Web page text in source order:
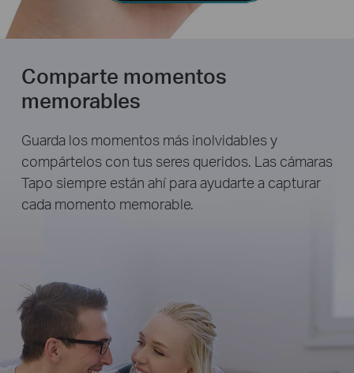
Comparte momentos
memorables
Guarda los momentos más inolvidables y
compártelos con tus seres queridos. Las cámaras
Tapo siempre están ahí para ayudarte a capturar
cada momento memorable.